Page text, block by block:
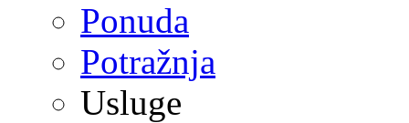
Ponuda
Potražnja
Usluge